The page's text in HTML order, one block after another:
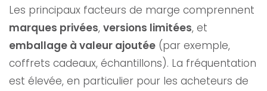
Les principaux facteurs de marge comprennent
marques privées, versions limitées, et
emballage à valeur ajoutée (par exemple,
coffrets cadeaux, échantillons). La fréquentation
est élevée, en particulier pour les acheteurs de